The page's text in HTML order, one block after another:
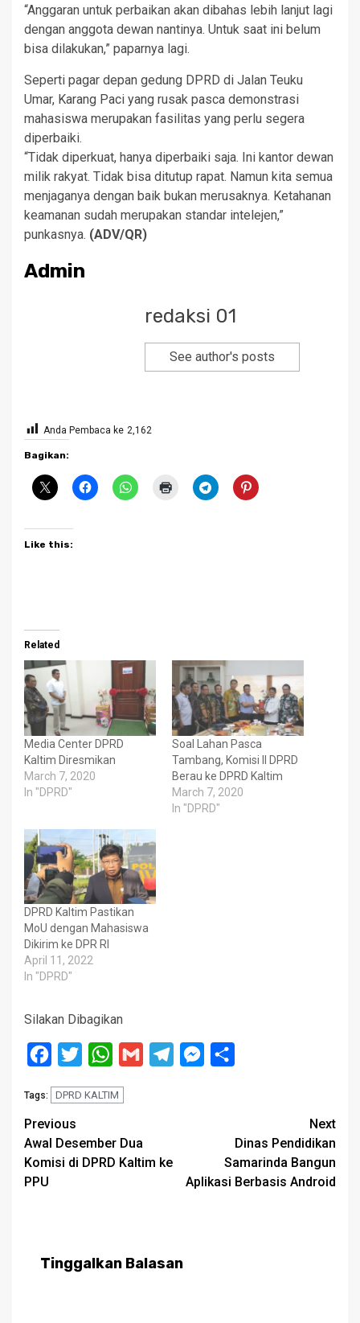
“Anggaran untuk perbaikan akan dibahas lebih lanjut lagi
dengan anggota dewan nantinya. Untuk saat ini belum
bisa dilakukan,” paparnya lagi.
Seperti pagar depan gedung DPRD di Jalan Teuku
Umar, Karang Paci yang rusak pasca demonstrasi
mahasiswa merupakan fasilitas yang perlu segera
diperbaiki.
“Tidak diperkuat, hanya diperbaiki saja. Ini kantor dewan
milik rakyat. Tidak bisa ditutup rapat. Namun kita semua
menjaganya dengan baik bukan merusaknya. Ketahanan
keamanan sudah merupakan standar intelejen,”
punkasnya. (ADV/QR)
Admin
redaksi 01
See author's posts
Anda Pembaca ke 2,162
Bagikan:
Like this:
Related
Media Center DPRD
Kaltim Diresmikan
March 7, 2020
In "DPRD"
Soal Lahan Pasca
Tambang, Komisi II DPRD
Berau ke DPRD Kaltim
March 7, 2020
In "DPRD"
DPRD Kaltim Pastikan
MoU dengan Mahasiswa
Dikirim ke DPR RI
April 11, 2022
In "DPRD"
Silakan Dibagikan
Facebook
Twitter WhatsApp
Gmail TelegramMessenger
Tags: DPRD KALTIM
Post
navigation
Previous
Awal Desember Dua
Komisi di DPRD Kaltim ke
PPU
Next
Dinas Pendidikan
Samarinda Bangun
Aplikasi Berbasis Android
Tinggalkan Balasan